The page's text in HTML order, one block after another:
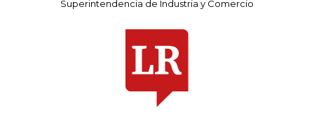
Superintendencia de Industria y Comercio